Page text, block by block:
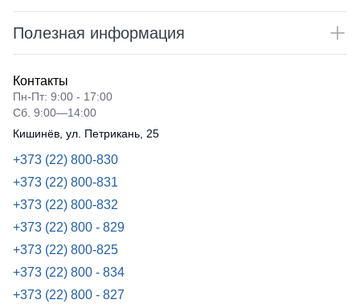
Полезная информация
Контакты
Пн-Пт: 9:00 - 17:00
Сб. 9:00—14:00
Кишинёв, ул. Петрикань, 25
+373 (22) 800-830
+373 (22) 800-831
+373 (22) 800-832
+373 (22) 800 - 829
+373 (22) 800-825
+373 (22) 800 - 834
+373 (22) 800 - 827